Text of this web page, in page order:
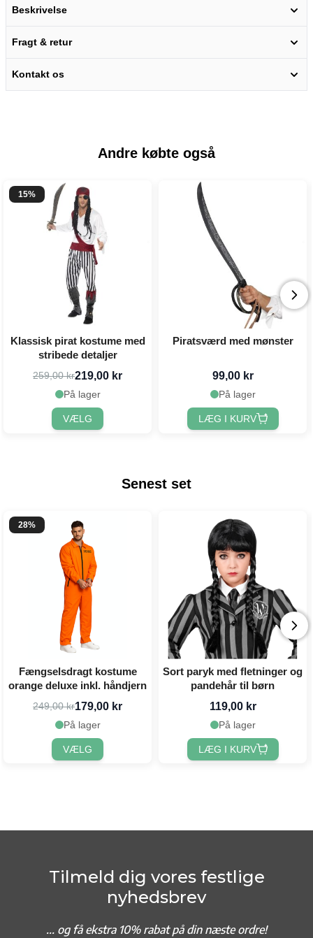
Beskrivelse
Fragt & retur
Kontakt os
Andre købte også
15%
Klassisk pirat kostume med
stribede detaljer
259,00 kr219,00 kr
På lager
VÆLG
Piratsværd med mønster
99,00 kr
På lager
LÆG I KURV
Senest set
28%
Fængselsdragt kostume
orange deluxe inkl. håndjern
249,00 kr179,00 kr
På lager
VÆLG
Sort paryk med fletninger og
pandehår til børn
119,00 kr
På lager
LÆG I KURV
Tilmeld dig vores festlige
nyhedsbrev
... og få ekstra 10% rabat på din næste ordre!